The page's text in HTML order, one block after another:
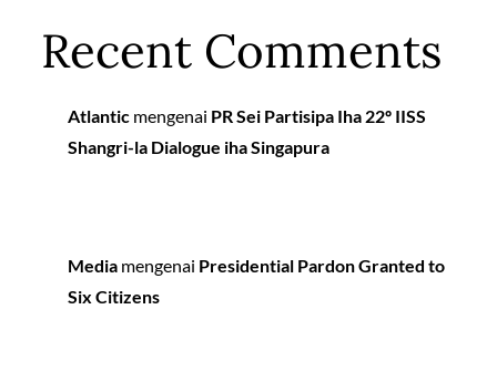
Recent Comments
Atlantic mengenai PR Sei Partisipa Iha 22º IISS
Shangri-la Dialogue iha Singapura
Media mengenai Presidential Pardon Granted to
Six Citizens